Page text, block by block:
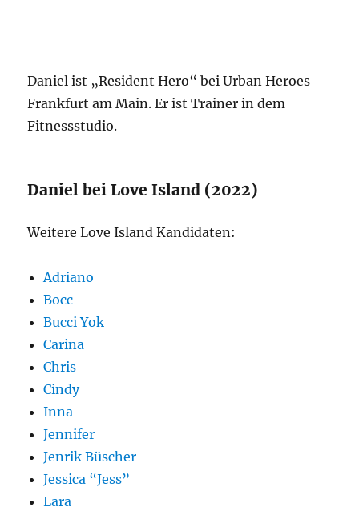
Daniel ist „Resident Hero“ bei Urban Heroes
Frankfurt am Main. Er ist Trainer in dem
Fitnessstudio.
Daniel bei Love Island (2022)
Weitere Love Island Kandidaten:
Adriano
Bocc
Bucci Yok
Carina
Chris
Cindy
Inna
Jennifer
Jenrik Büscher
Jessica “Jess”
Lara